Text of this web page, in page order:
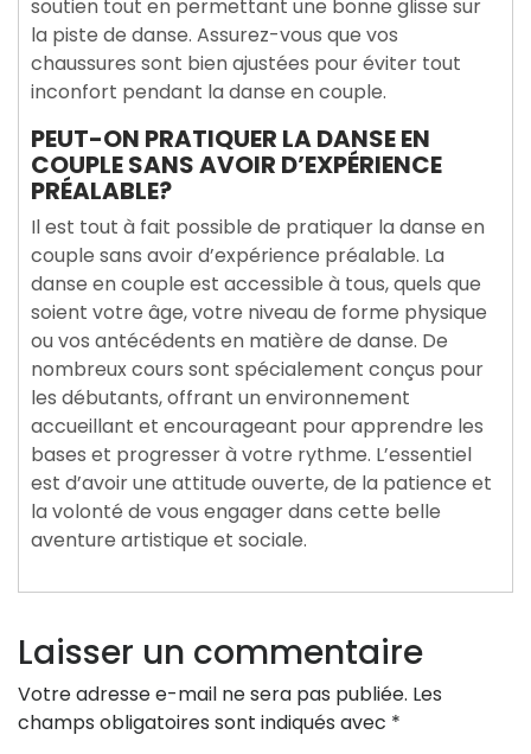
soutien tout en permettant une bonne glisse sur
la piste de danse. Assurez-vous que vos
chaussures sont bien ajustées pour éviter tout
inconfort pendant la danse en couple.
PEUT-ON PRATIQUER LA DANSE EN
COUPLE SANS AVOIR D’EXPÉRIENCE
PRÉALABLE?
Il est tout à fait possible de pratiquer la danse en
couple sans avoir d’expérience préalable. La
danse en couple est accessible à tous, quels que
soient votre âge, votre niveau de forme physique
ou vos antécédents en matière de danse. De
nombreux cours sont spécialement conçus pour
les débutants, offrant un environnement
accueillant et encourageant pour apprendre les
bases et progresser à votre rythme. L’essentiel
est d’avoir une attitude ouverte, de la patience et
la volonté de vous engager dans cette belle
aventure artistique et sociale.
Laisser un commentaire
Votre adresse e-mail ne sera pas publiée. Les
champs obligatoires sont indiqués avec *